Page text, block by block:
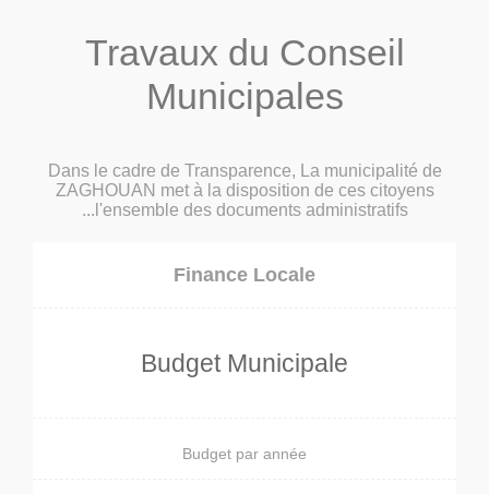
Travaux du Conseil
Municipales
Dans le cadre de Transparence, La municipalité de
ZAGHOUAN met à la disposition de ces citoyens
l'ensemble des documents administratifs...
Finance Locale
Budget Municipale
Budget par année